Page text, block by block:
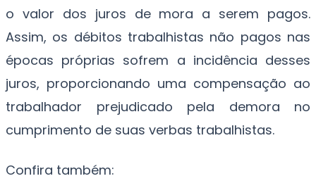
o valor dos juros de mora a serem pagos.
Assim, os débitos trabalhistas não pagos nas
épocas próprias sofrem a incidência desses
juros, proporcionando uma compensação ao
trabalhador prejudicado pela demora no
cumprimento de suas verbas trabalhistas.
Confira também: